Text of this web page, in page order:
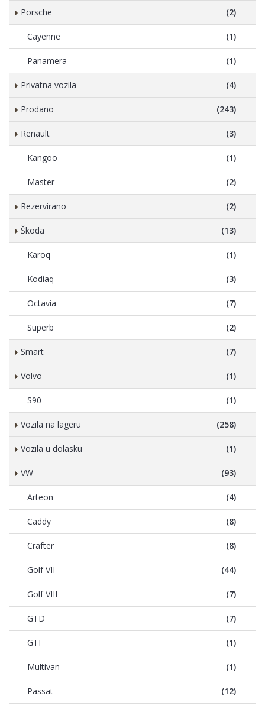
Porsche (2)
Cayenne (1)
Panamera (1)
Privatna vozila (4)
Prodano (243)
Renault (3)
Kangoo (1)
Master (2)
Rezervirano (2)
Škoda (13)
Karoq (1)
Kodiaq (3)
Octavia (7)
Superb (2)
Smart (7)
Volvo (1)
S90 (1)
Vozila na lageru (258)
Vozila u dolasku (1)
VW (93)
Arteon (4)
Caddy (8)
Crafter (8)
Golf VII (44)
Golf VIII (7)
GTD (7)
GTI (1)
Multivan (1)
Passat (12)